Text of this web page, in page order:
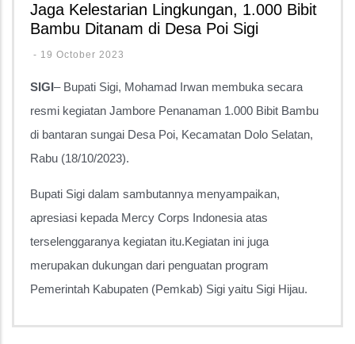
Jaga Kelestarian Lingkungan, 1.000 Bibit
Bambu Ditanam di Desa Poi Sigi
- 19 October 2023
SIGI– Bupati Sigi, Mohamad Irwan membuka secara
resmi kegiatan Jambore Penanaman 1.000 Bibit Bambu
di bantaran sungai Desa Poi, Kecamatan Dolo Selatan,
Rabu (18/10/2023).
Bupati Sigi dalam sambutannya menyampaikan,
apresiasi kepada Mercy Corps Indonesia atas
terselenggaranya kegiatan itu.Kegiatan ini juga
merupakan dukungan dari penguatan program
Pemerintah Kabupaten (Pemkab) Sigi yaitu Sigi Hijau.